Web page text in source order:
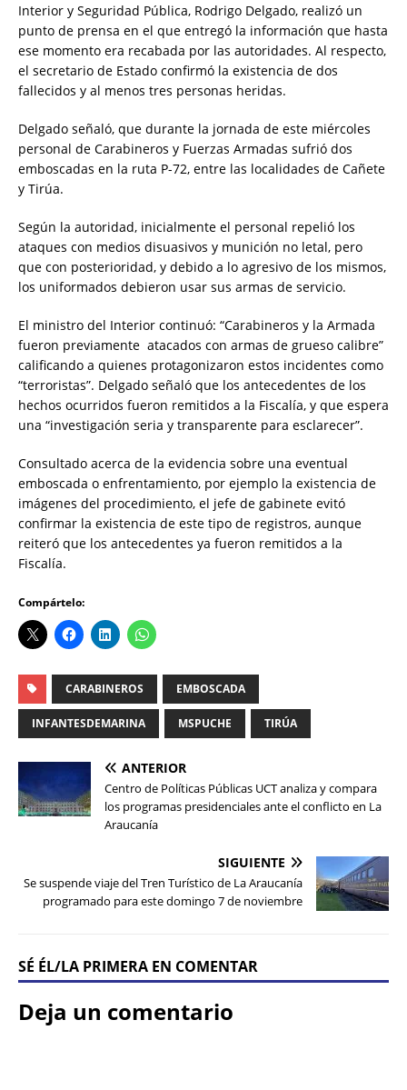
Interior y Seguridad Pública, Rodrigo Delgado, realizó un
punto de prensa en el que entregó la información que hasta
ese momento era recabada por las autoridades. Al respecto,
el secretario de Estado confirmó la existencia de dos
fallecidos y al menos tres personas heridas.
Delgado señaló, que durante la jornada de este miércoles
personal de Carabineros y Fuerzas Armadas sufrió dos
emboscadas en la ruta P-72, entre las localidades de Cañete
y Tirúa.
Según la autoridad, inicialmente el personal repelió los
ataques con medios disuasivos y munición no letal, pero
que con posterioridad, y debido a lo agresivo de los mismos,
los uniformados debieron usar sus armas de servicio.
El ministro del Interior continuó: “Carabineros y la Armada
fueron previamente atacados con armas de grueso calibre”
calificando a quienes protagonizaron estos incidentes como
“terroristas”. Delgado señaló que los antecedentes de los
hechos ocurridos fueron remitidos a la Fiscalía, y que espera
una “investigación seria y transparente para esclarecer”.
Consultado acerca de la evidencia sobre una eventual
emboscada o enfrentamiento, por ejemplo la existencia de
imágenes del procedimiento, el jefe de gabinete evitó
confirmar la existencia de este tipo de registros, aunque
reiteró que los antecedentes ya fueron remitidos a la
Fiscalía.
Compártelo:
CARABINEROS EMBOSCADA
INFANTESDEMARINA MSPUCHE TIRÚA
ANTERIOR
Centro de Políticas Públicas UCT analiza y compara
los programas presidenciales ante el conflicto en La
Araucanía
SIGUIENTE
Se suspende viaje del Tren Turístico de La Araucanía
programado para este domingo 7 de noviembre
SÉ ÉL/LA PRIMERA EN COMENTAR
Deja un comentario